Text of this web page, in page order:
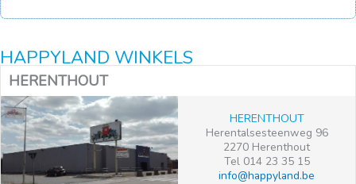
HAPPYLAND WINKELS
HERENTHOUT
HERENTHOUT
Herentalsesteenweg 96
2270 Herenthout
Tel 014 23 35 15
info@happyland.be